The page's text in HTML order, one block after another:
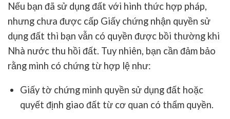
Nếu bạn đã sử dụng đất với hình thức hợp pháp,
nhưng chưa được cấp Giấy chứng nhận quyền sử
dụng đất thì bạn vẫn có quyền được bồi thường khi
Nhà nước thu hồi đất. Tuy nhiên, bạn cần đảm bảo
rằng mình có chứng từ hợp lệ như:
Giấy tờ chứng minh quyền sử dụng đất hoặc
quyết định giao đất từ cơ quan có thẩm quyền.